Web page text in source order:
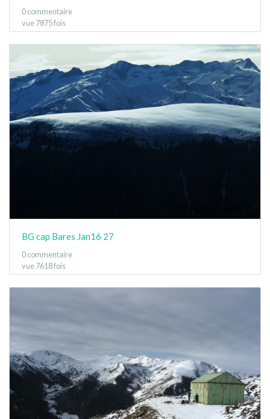
0 commentaire
vue 7875 fois
BG cap Bares Jan16 27
0 commentaire
vue 7618 fois